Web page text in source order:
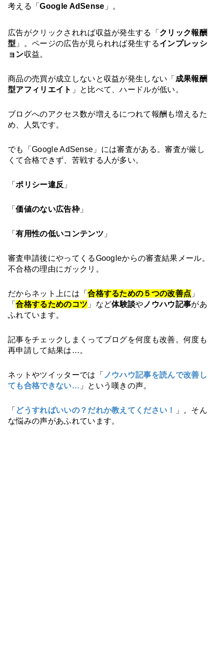
考える「Google AdSense 」。
広告がクリックされれば収益が発生する「 クリック報酬
型 」。ページの広告が見られれば発生するインプレッシ
ョン収益。
商品の売買が成立しないと収益が発生しない「 成果報酬
型アフィリエイト 」と比べて、ハードルが低い。
ブログへのアクセス数が増えるにつれて報酬も増えるた
め、人気です。
でも「Google AdSense」には審査がある。審査が厳し
くて合格できず、苦戦する人が多い。
「ポリシー違反 」
「価値のない広告枠」
「有用性の低いコンテンツ 」
審査申請後にやってくるGoogleからの審査結果メール。
不合格の理由にガックリ。
だからネット上には「合格するための５つの改善点 」
「合格するためのコツ 」など体験談や ノウハウ記事があ
ふれています。
記事をチェックしまくってブログを何度も改善。何度も
再申請して結果は…。
ネットやツイッターでは 「 ノウハウ記事を読んで改善し
ても合格できない… 」という嘆きの声。
「 どうすればいいの？だれか教えてください！
」。そん
な悩みの声があふれています。